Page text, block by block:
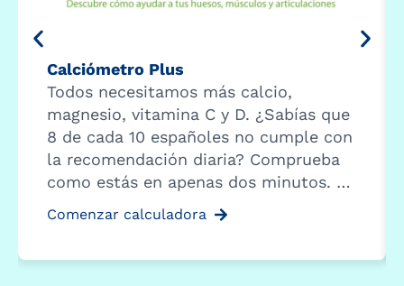
Calciómetro Plus
Todos necesitamos más calcio,
magnesio, vitamina C y D. ¿Sabías que
8 de cada 10 españoles no cumple con
la recomendación diaria? Comprueba
como estás en apenas dos minutos. …
Comenzar calculadora